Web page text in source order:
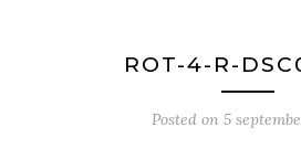
ROT-4-R-
Posted on 5